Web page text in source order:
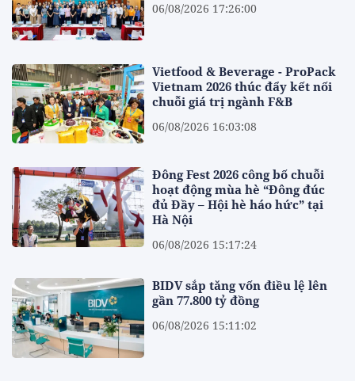
06/08/2026 17:26:00
Vietfood & Beverage - ProPack
Vietnam 2026 thúc đẩy kết nối
chuỗi giá trị ngành F&B
06/08/2026 16:03:08
Đông Fest 2026 công bố chuỗi
hoạt động mùa hè “Đông đúc
đủ Đầy – Hội hè háo hức” tại
Hà Nội
06/08/2026 15:17:24
BIDV sắp tăng vốn điều lệ lên
gần 77.800 tỷ đồng
06/08/2026 15:11:02